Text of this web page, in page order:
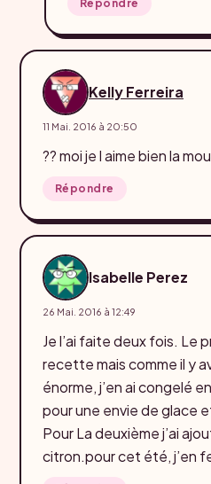
Répondre
Kelly Ferreira
11 Mai. 2016 à 20:50
?? moi je l aime bien la
Répondre
Isabelle Perez
26 Mai. 2016 à 12:49
Je l’ai faite deux fois. Le
recette mais comme il y
énorme, j’en ai congelé
pour une envie de glace
Pour La deuxième j’ai
citron.pour cet été, j’en